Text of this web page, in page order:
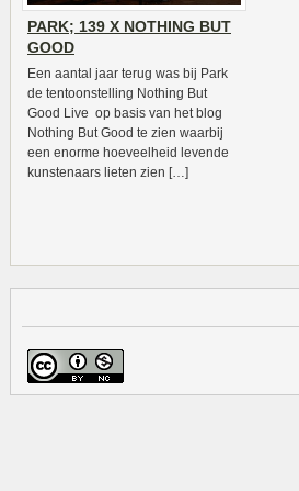
PARK; 139 X NOTHING BUT
GOOD
Een aantal jaar terug was bij Park
de tentoonstelling Nothing But
Good Live op basis van het blog
Nothing But Good te zien waarbij
een enorme hoeveelheid levende
kunstenaars lieten zien […]